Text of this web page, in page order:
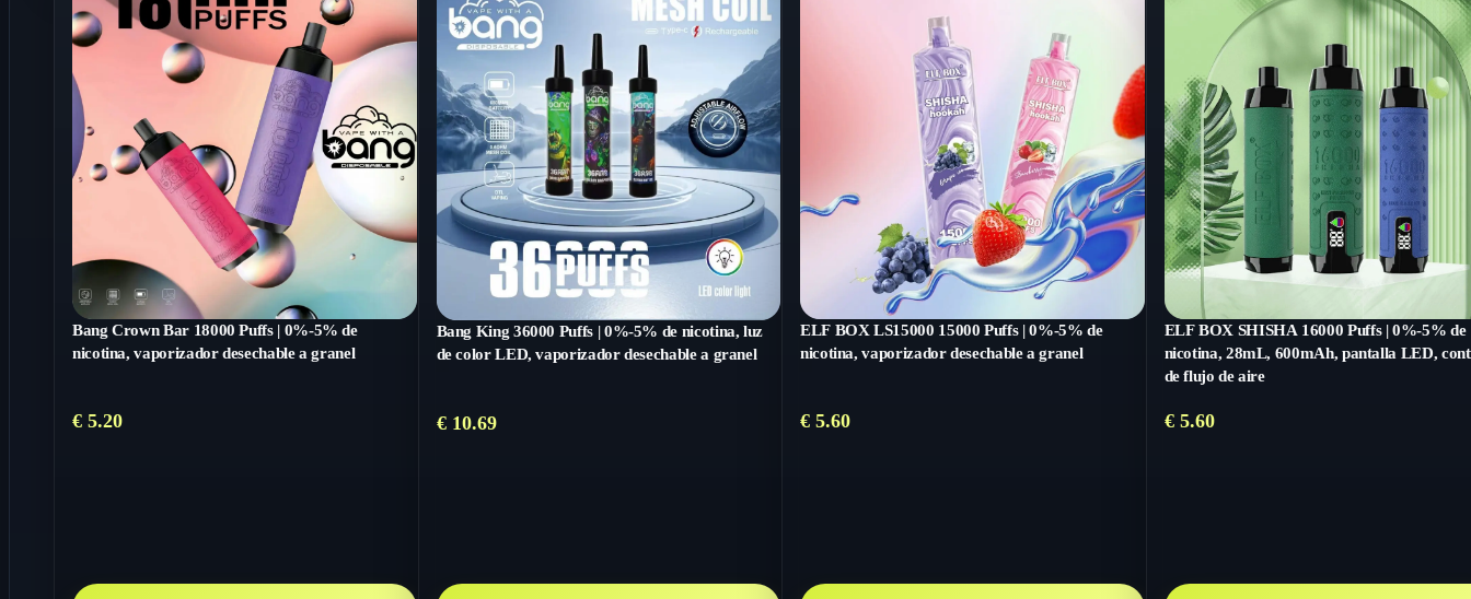
Bang Crown Bar 18000 Puffs | 0%-5% de
nicotina, vaporizador desechable a granel
€ 5.20
Bang King 36000 Puffs | 0%-5% de nicotina, luz
de color LED, vaporizador desechable a granel
€10.69
ELF BOX LS15000 15000 Puffs | 0%-5% de
nicotina, vaporizador desechable a granel
€ 5.60
ELF BOX SHISHA 16000 Puffs | 0%-5% de
nicotina, 28mL, 600mAh, pantalla LED,
de flujo de aire
€5.60